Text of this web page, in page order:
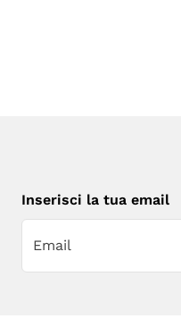
Inserisci la tua email